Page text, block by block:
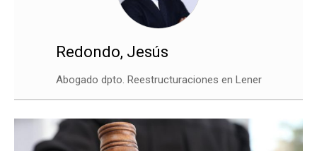
Redondo, Jesús
Abogado dpto. Reestructuraciones en Lener